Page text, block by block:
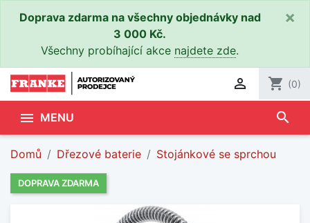
Doprava zdarma na všechny objednávky nad
3 000 Kč.
Všechny probíhající akce najdete zde.
×
 shopping_cart (0)
 MENU search
Domů Dřezové baterie Stojánkové se sprchou
DOPRAVA ZDARMA